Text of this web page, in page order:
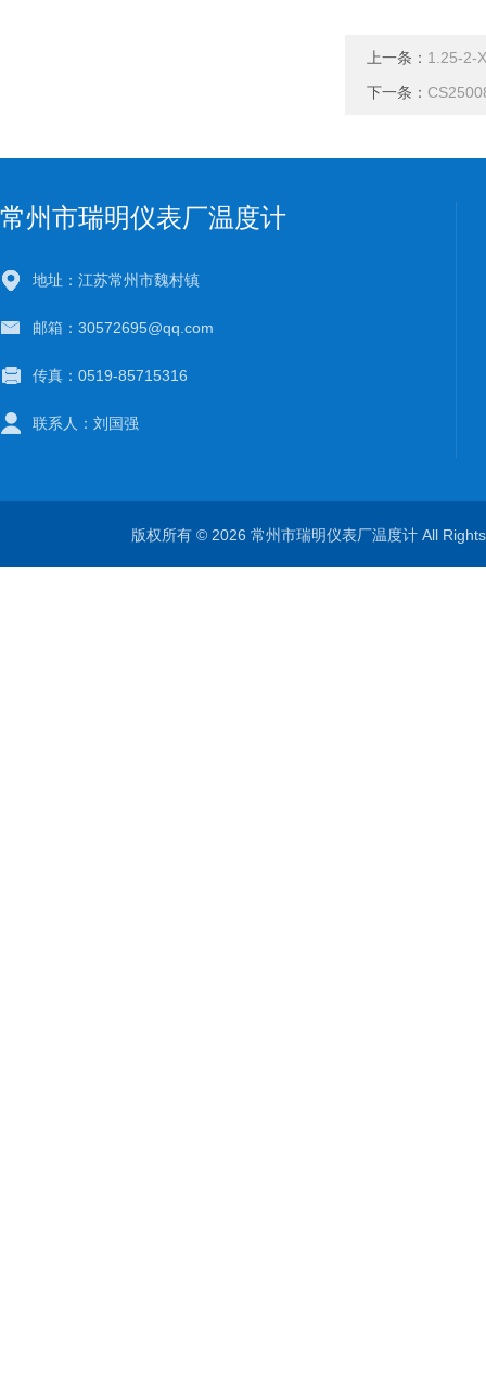
上一条： 1.25-2-
下一条：
常州市瑞明仪表厂温度计
地址：江苏常州市魏村镇
邮箱：30572695@qq.com
传真：0519-85715316
联系人：刘国强
版权所有 © 2026 常州市瑞明仪表厂温度计 All